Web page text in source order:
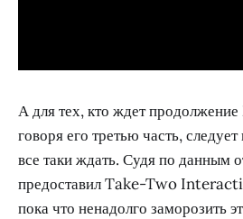
А для тех, кто ждет продолжение
говоря его третью часть,
все таки ждать. Судя по данным
предоставил Take-Two
пока что ненадолго заморозить